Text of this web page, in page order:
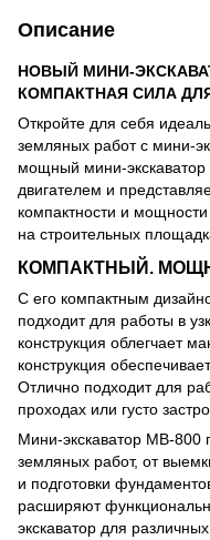
Описание
НОВЫЙ МИНИ-
КОМПАКТНАЯ СИЛА
Откройте для себя
земляных работ с мини-
мощный мини-
двигателем и
компактности и
на строительных
КОМПАКТНЫЙ.
С его компактным
подходит для работы в
конструкция облегчает
конструкция
Отлично подходит для
проходах или густо
Мини-экскаватор MB-800
земляных работ, от
и подготовки
расширяют
экскаватор для